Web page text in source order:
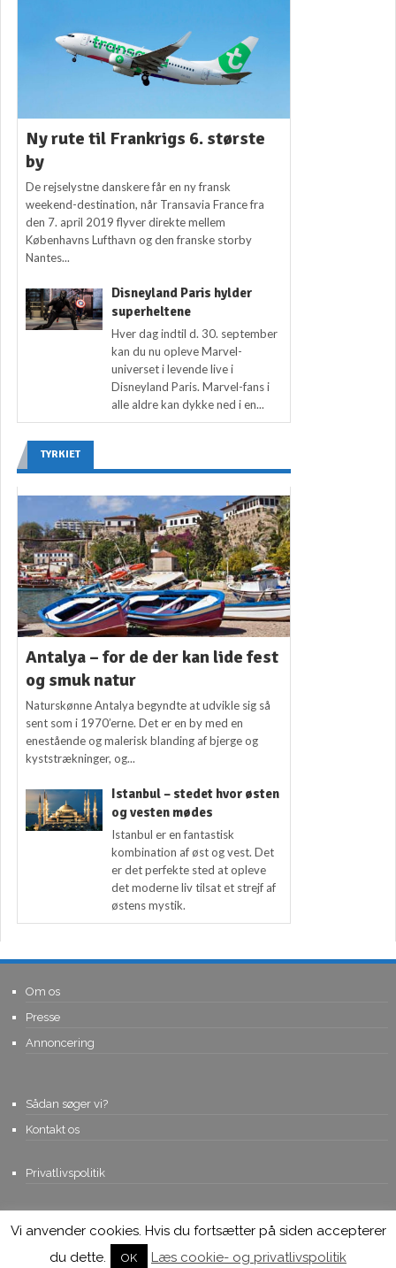
Ny rute til Frankrigs 6. største
by
De rejselystne danskere får en ny fransk
weekend-destination, når Transavia France fra
den 7. april 2019 flyver direkte mellem
Københavns Lufthavn og den franske storby
Nantes...
Disneyland Paris hylder
superheltene
Hver dag indtil d. 30. september
kan du nu opleve Marvel-
universet i levende live i
Disneyland Paris. Marvel-fans i
alle aldre kan dykke ned i en...
TYRKIET
Antalya – for de der kan lide fest
og smuk natur
Naturskønne Antalya begyndte at udvikle sig så
sent som i 1970’erne. Det er en by med en
enestående og malerisk blanding af bjerge og
kyststrækninger, og...
Istanbul – stedet hvor østen
og vesten mødes
Istanbul er en fantastisk
kombination af øst og vest. Det
er det perfekte sted at opleve
det moderne liv tilsat et strejf af
østens mystik.
Om os
Presse
Annoncering
Sådan søger vi?
Kontakt os
Privatlivspolitik
© Copyright 2015, Viviro.com ApS- Alle rettigheder forbeholdes. Vi
tager forbehold for fejlagtige priser.
Vi anvender cookies. Hvis du fortsætter på siden accepterer
du dette.
OK Læs cookie- og privatlivspolitik